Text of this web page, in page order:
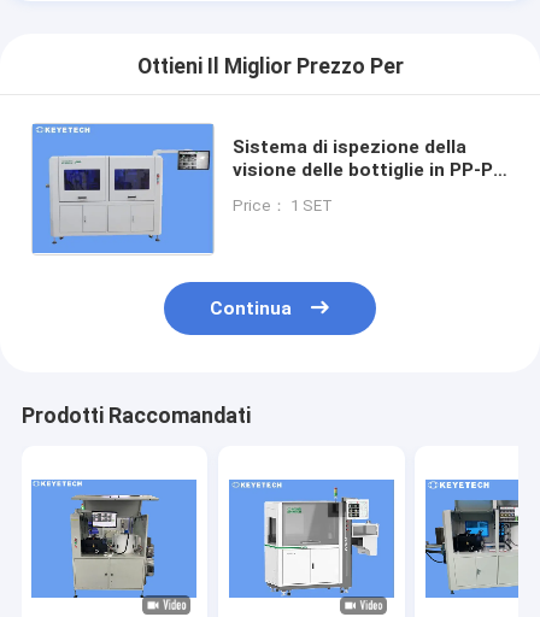
Ottieni Il Miglior Prezzo Per
Sistema di ispezione della
visione delle bottiglie in PP-PE
dei difetti della fotocamera
Price： 1 SET
Continua
Prodotti Raccomandati